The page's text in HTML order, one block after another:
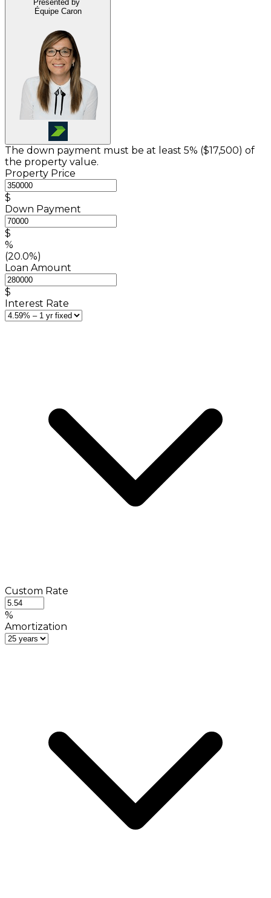
Presented by
Équipe Caron
The down payment must be at least 5% ($17,500) of
the property value.
Property Price
$
Down Payment
$
%
(20.0%)
Loan Amount
$
Interest Rate
Custom Rate
%
Amortization